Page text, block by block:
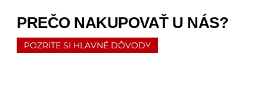
PREČO NAKUPOVAŤ U NÁS?
POZRITE SI HLAVNÉ DÔVODY